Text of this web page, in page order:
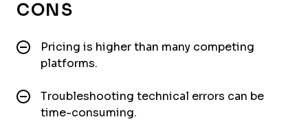
CONS
Pricing is higher than many competing
platforms.
Troubleshooting technical errors can be
time-consuming.